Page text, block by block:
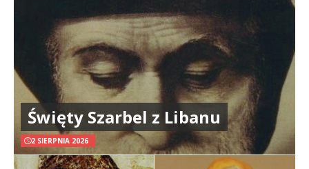
Święty Szarbel z Libanu
2 SIERPNIA 2026